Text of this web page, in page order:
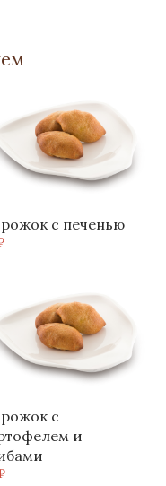
с печенью
с
и